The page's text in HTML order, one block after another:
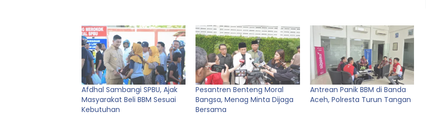
Afdhal Sambangi SPBU, Ajak
Masyarakat Beli BBM Sesuai
Kebutuhan
Pesantren Benteng Moral
Bangsa, Menag Minta Dijaga
Bersama
Antrean Panik BBM di Banda
Aceh, Polresta Turun Tangan